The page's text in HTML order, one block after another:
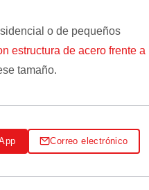
o de pequeños
estructura de acero frente a
tamaño.
Correo electrónico